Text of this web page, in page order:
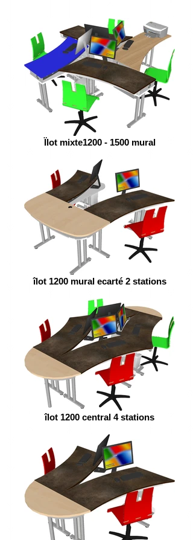
Ïlot mixte1200 - 1500 mural
îlot 1200 mural ecarté 2 stations
îlot 1200 central 4 stations